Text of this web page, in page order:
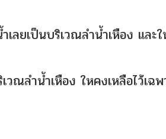
ยเป็นบริเวณลำน้ำเหือง และ
ลำน้ำเหือง ใหคงเหลือไว้เฉพ